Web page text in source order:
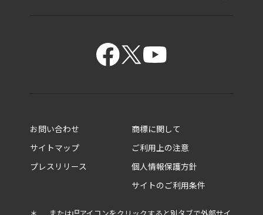
14.0型 XP9・XP6
14.0型 XD5
14.0型 R9・R8・R7
13.3型 X8・X6
ビジネスノートPC
5in1／2in1ビジネスPC
お問い合わせ
サイトマップ
プレスリリース
商標に関して
ご利用上の注意
個人情報保護方針
サイトのご利用条件